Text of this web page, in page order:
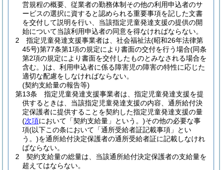
営規程の概要、従業者の勤務体制その他の利用申込者のサ
ービスの選択に資すると認められる重要事項を記した文書
を交付して説明を行い、当該指定児童発達支援の提供の開
始について当該利用申込者の同意を得なければならない。
2
指定児童発達支援事業者は、社会福祉法(昭和26年法律第
45号)第77条第1項の規定により書面の交付を行う場合(同条
第2項の規定により書面を交付したものとみなされる場合を
含む。)は、利用申込者に係る障害児の障害の特性に応じた
適切な配慮をしなければならない。
(契約支給量の報告等)
第13条
指定児童発達支援事業者は、指定児童発達支援を提
供するときは、当該指定児童発達支援の内容、通所給付決
定保護者に提供することを契約した指定児童発達支援の量
(次項において「契約支給量」という。)その他の必要な事
項(以下この条において「通所受給者証記載事項」とい
う。)を通所給付決定保護者の通所受給者証に記載しなけれ
ばならない。
2
契約支給量の総量は、当該通所給付決定保護者の支給量を
超えてはならない。